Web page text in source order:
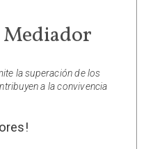
Mediador
la superación de los
a la convivencia